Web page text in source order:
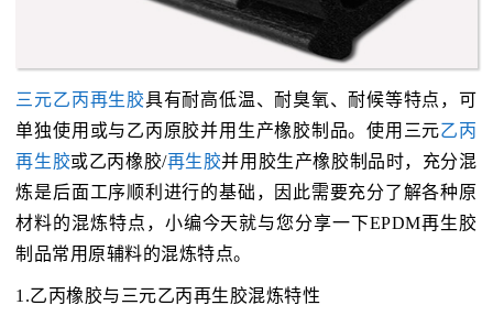
三元乙丙再生胶具有耐高低温、耐臭氧、耐候等特点，可
单独使用或与乙丙原胶并用生产橡胶制品。使用三元乙丙
再生胶或乙丙橡胶/再生胶并用胶生产橡胶制品时，充分混
炼是后面工序顺利进行的基础，因此需要充分了解各种原
材料的混炼特点，小编今天就与您分享一下EPDM再生胶
制品常用原辅料的混炼特点。
1.乙丙橡胶与三元乙丙再生胶混炼特性